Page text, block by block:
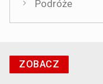
Podróże
ZOBACZ